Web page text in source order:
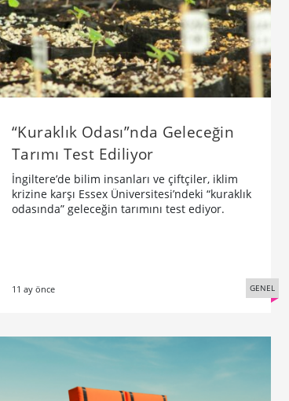
“Kuraklık Odası”nda Geleceğin
Tarımı Test Ediliyor
İngiltere’de bilim insanları ve çiftçiler, iklim
krizine karşı Essex Üniversitesi’ndeki “kuraklık
odasında” geleceğin tarımını test ediyor.
11 ay önce GENEL